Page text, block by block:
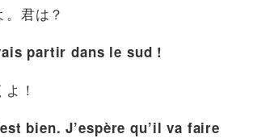
君は？
partir dans le sud !
！
bien. J’espère qu’il va faire